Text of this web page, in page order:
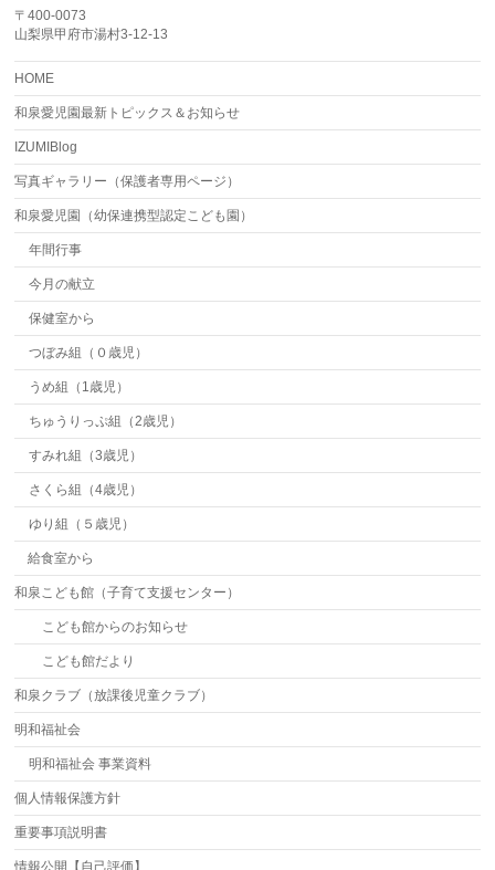
〒400-0073
山梨県甲府市湯村3-12-13
HOME
和泉愛児園最新トピックス＆お知らせ
IZUMIBlog
写真ギャラリー（保護者専用ページ）
和泉愛児園（幼保連携型認定こども園）
年間行事
今月の献立
保健室から
つぼみ組（０歳児）
うめ組（1歳児）
ちゅうりっぷ組（2歳児）
すみれ組（3歳児）
さくら組（4歳児）
ゆり組（５歳児）
給食室から
和泉こども館（子育て支援センター）
こども館からのお知らせ
こども館だより
和泉クラブ（放課後児童クラブ）
明和福祉会
明和福祉会 事業資料
個人情報保護方針
重要事項説明書
情報公開【自己評価】